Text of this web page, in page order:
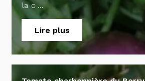
la c ...
Lire plus